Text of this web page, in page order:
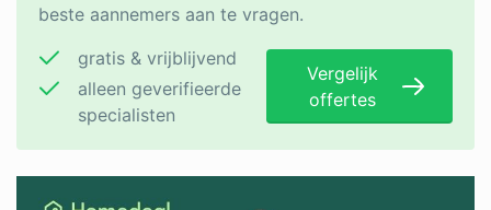
beste aannemers aan te vragen.
gratis & vrijblijvend
alleen geverifieerde
specialisten
Vergelijk
offertes